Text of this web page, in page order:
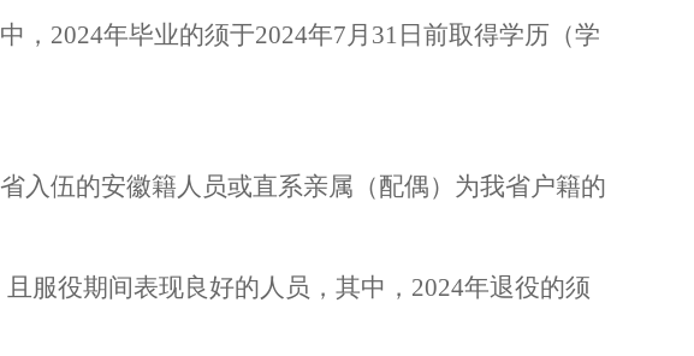
， 2024年毕业的须于2024年7月 31 日前取得学历（学
入伍的安徽籍人员或直系亲属（配偶）为我省户籍的
服役期间表现良好的人员，其中， 2024年退役的须